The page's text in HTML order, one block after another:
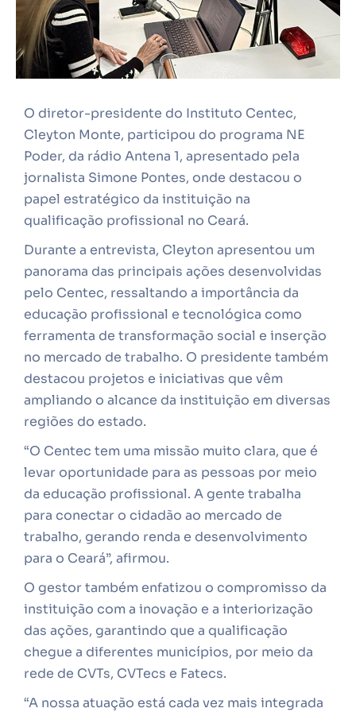
O diretor-presidente do Instituto Centec,
Cleyton Monte, participou do programa NE
Poder, da rádio Antena 1, apresentado pela
jornalista Simone Pontes, onde destacou o
papel estratégico da instituição na
qualificação profissional no Ceará.
Durante a entrevista, Cleyton apresentou um
panorama das principais ações desenvolvidas
pelo Centec, ressaltando a importância da
educação profissional e tecnológica como
ferramenta de transformação social e inserção
no mercado de trabalho. O presidente também
destacou projetos e iniciativas que vêm
ampliando o alcance da instituição em diversas
regiões do estado.
“O Centec tem uma missão muito clara, que é
levar oportunidade para as pessoas por meio
da educação profissional. A gente trabalha
para conectar o cidadão ao mercado de
trabalho, gerando renda e desenvolvimento
para o Ceará”, afirmou.
O gestor também enfatizou o compromisso da
instituição com a inovação e a interiorização
das ações, garantindo que a qualificação
chegue a diferentes municípios, por meio da
rede de CVTs, CVTecs e Fatecs.
“A nossa atuação está cada vez mais integrada